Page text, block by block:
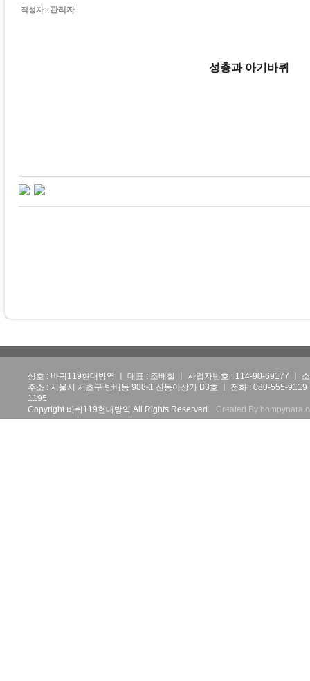
작성자 : 관리자
성충과 아기바퀴
상호 : 바퀴119현대방역 ㅣ 대표 : 조배철 ㅣ 사업자번호 : 114-90-69177 ㅣ
주소 : 서울시 서초구 방배동 988-1 신동아상가 B3호 ㅣ 전화 : 080-555-
1195
Copyright 바퀴119현대방역 All Rights Reserved. Created By